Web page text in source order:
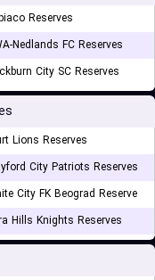
Reserves
Nedlands FC Reserves
City SC Reserves
Lions Reserves
City Patriots Reserves
City FK Beograd Reserve
Hills Knights Reserves